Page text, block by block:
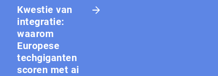
Kwestie van
integratie:
waarom
Europese
techgiganten
scoren met ai